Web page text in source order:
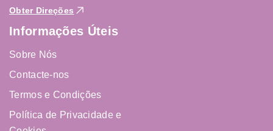
Obter Direções
Informações Úteis
Sobre Nós
Contacte-nos
Termos e Condições
Política de Privacidade e